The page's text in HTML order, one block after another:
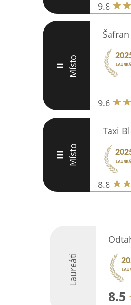
9.8
II Místo
9.6
III Místo
Taxi
8.8
Laureáti
8.5